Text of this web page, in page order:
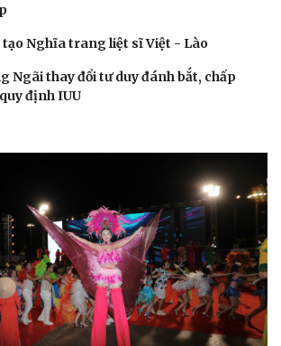
Tình yêu - Gia đình
Nghĩa trang liệt sĩ Việt - Lào
Ngãi thay đổi tư duy đánh bắt, chấp
định IUU